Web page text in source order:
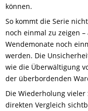
können.
So kommt die Serie
noch einmal zu zeigen
Wendemonate noch
werden. Die
wie die Überwältigung
der überbordenden
Die Wiederholung
direkten Vergleich